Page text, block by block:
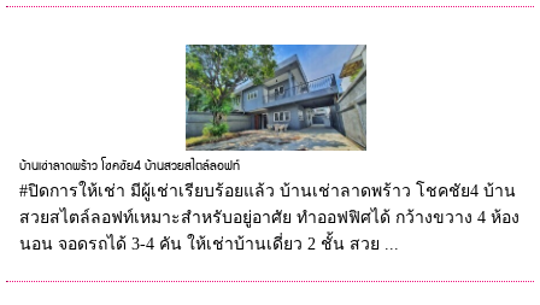
บ้านเช่าลาดพร้าว โชคชัย4 บ้านสวยสไตล์ลอฟท์
#ปิดการให้เช่า มีผู้เช่าเรียบร้อยแล้ว บ้านเช่าลาดพร้าว โชคชัย4 บ้าน
สวยสไตล์ลอฟท์เหมาะสำหรับอยู่อาศัย ทำออฟฟิศได้ กว้างขวาง 4 ห้อง
นอน จอดรถได้ 3-4 คัน ให้เช่าบ้านเดี่ยว 2 ชั้น สวย ...